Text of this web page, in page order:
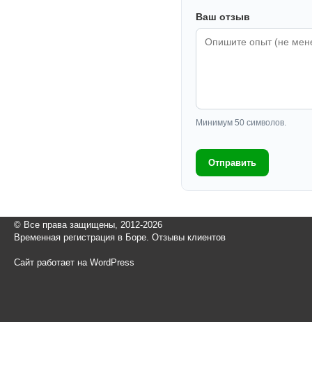
Ваш отзыв
Минимум 50 символов.
Отправить
© Все права защищены, 2012-2026
Временная регистрация в Боре. Отзывы клиентов
Сайт работает на WordPress